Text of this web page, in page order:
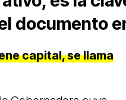
documento
capital, se llama